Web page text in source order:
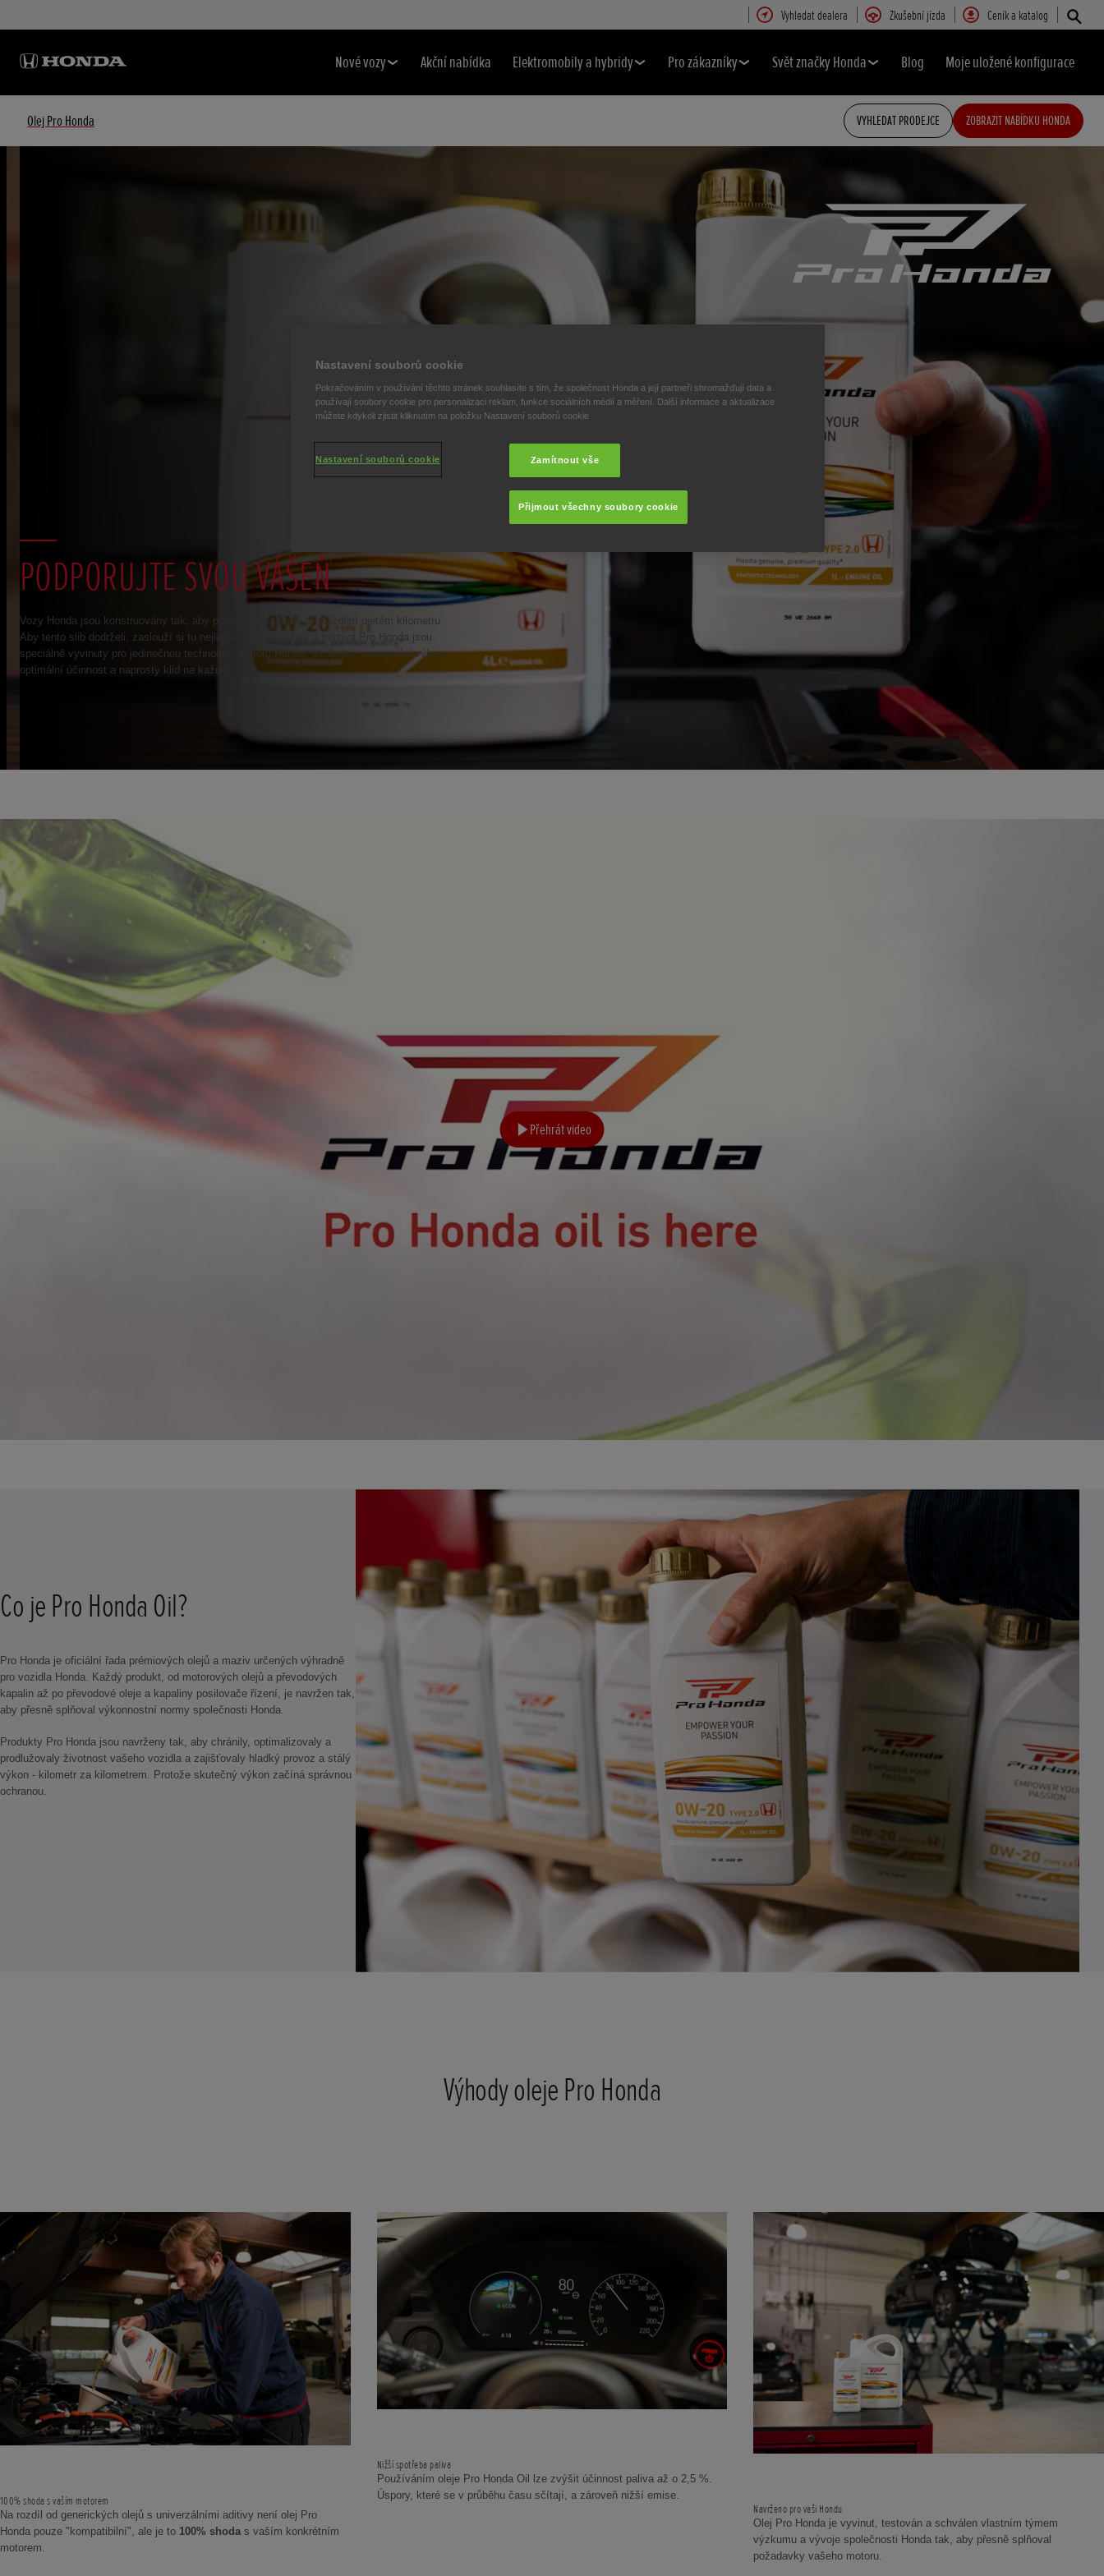
Vyhledat dealera Zkušební jízda Ceník a katalog
Nové vozy Akční nabídka Elektromobily a hybridy Pro zákazníky Svět značky Honda Blog Moje uložené konfigurace
Olej Pro Honda VYHLEDAT PRODEJCE ZOBRAZIT NABÍDKU HONDA
PODPORUJTE SVOU VÁŠEŇ
Vozy Honda jsou konstruovány tak, aby poskytovaly jistotu při každém ujetém kilometru.
Aby tento slib dodrželi, zaslouží si tu nejlepší ochranu. Oleje a maziva Pro Honda jsou
speciálně vyvinuty pro jedinečnou technologii motorů Honda. Výsledek: maximální výkon,
optimální účinnost a naprostý klid na každé cestě.
Přehrát video
Co je Pro Honda Oil?
Pro Honda je oficiální řada prémiových olejů a maziv určených výhradně
pro vozidla Honda. Každý produkt, od motorových olejů a převodových
kapalin až po převodové oleje a kapaliny posilovače řízení, je navržen tak,
aby přesně splňoval výkonnostní normy společnosti Honda.
Produkty Pro Honda jsou navrženy tak, aby chránily, optimalizovaly a
prodlužovaly životnost vašeho vozidla a zajišťovaly hladký provoz a stálý
výkon - kilometr za kilometrem. Protože skutečný výkon začíná správnou
ochranou.
Výhody oleje Pro Honda
100% shoda s vaším motorem
Na rozdíl od generických olejů s univerzálními aditivy není olej Pro
Honda pouze "kompatibilní", ale je to 100% shoda s vaším konkrétním
motorem.
Nižší spotřeba paliva
Používáním oleje Pro Honda Oil lze zvýšit účinnost paliva až o 2,5 %.
Úspory, které se v průběhu času sčítají, a zároveň nižší emise.
Navrženo pro vaši Hondu
Olej Pro Honda je vyvinut, testován a schválen vlastním týmem
výzkumu a vývoje společnosti Honda tak, aby přesně splňoval
požadavky vašeho motoru.
Nastavení souborů cookie
Pokračováním v používání těchto stránek souhlasíte s tím, že společnost Honda a její partneři shromažďují data a
používají soubory cookie pro personalizaci reklam, funkce sociálních médií a měření. Další informace a aktualizace
můžete kdykoli zjistit kliknutím na položku Nastavení souborů cookie
Zamítnout vše
Přijmout všechny soubory cookie
Nastavení souborů cookie